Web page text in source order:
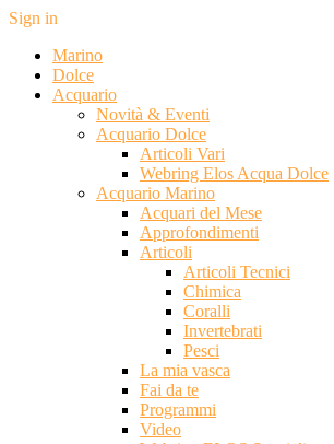
Sign in
Marino
Dolce
Acquario
Novità & Eventi
Acquario Dolce
Articoli Vari
Webring Elos Acqua Dolce
Acquario Marino
Acquari del Mese
Approfondimenti
Articoli
Articoli Tecnici
Chimica
Coralli
Invertebrati
Pesci
La mia vasca
Fai da te
Programmi
Video